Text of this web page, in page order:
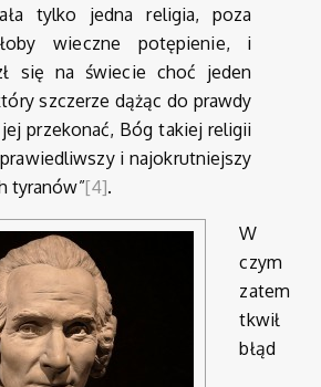
tylko jedna religia, poza
wieczne potępienie, i
się na świecie choć jeden
szczerze dążąc do prawdy
jej przekonać, Bóg takiej religii
i najokrutniejszy
tyranów”[4].
W
czym
zatem
tkwił
błąd